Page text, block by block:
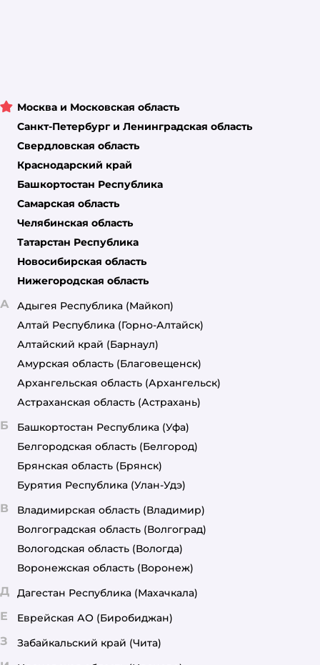
Москва и Московская область
Санкт-Петербург и Ленинградская область
Свердловская область
Краснодарский край
Башкортостан Республика
Самарская область
Челябинская область
Татарстан Республика
Новосибирская область
Нижегородская область
А Адыгея Республика (Майкоп)
Алтай Республика (Горно-Алтайск)
Алтайский край (Барнаул)
Амурская область (Благовещенск)
Архангельская область (Архангельск)
Астраханская область (Астрахань)
Б Башкортостан Республика (Уфа)
Белгородская область (Белгород)
Брянская область (Брянск)
Бурятия Республика (Улан-Удэ)
В Владимирская область (Владимир)
Волгоградская область (Волгоград)
Вологодская область (Вологда)
Воронежская область (Воронеж)
Д Дагестан Республика (Махачкала)
Е Еврейская АО (Биробиджан)
З Забайкальский край (Чита)